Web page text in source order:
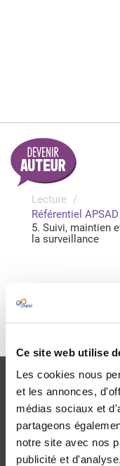
Ce site web utilise
Les cookies nous
et les annonces,
médias sociaux et
partageons
notre site avec nos
publicité et
Lecture
Référentiel
5. Suivi, maintien
la surveillance
Veuillez vous
Je me connecte